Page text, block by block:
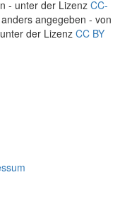
- unter der Lizenz CC-
angegeben - von
der Lizenz CC BY